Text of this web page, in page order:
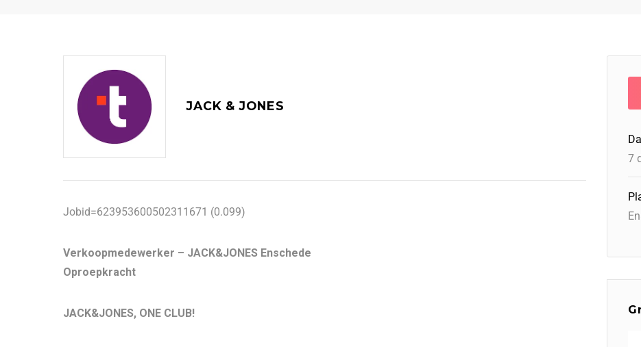
JACK & JONES
Jobid=623953600502311671 (0.099)
Verkoopmedewerker – JACK&JONES Enschede
Oproepkracht
JACK&JONES, ONE CLUB!
7